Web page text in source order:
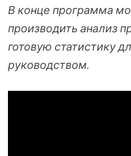
В конце программа
производить анализ
готовую статистику
руководством.